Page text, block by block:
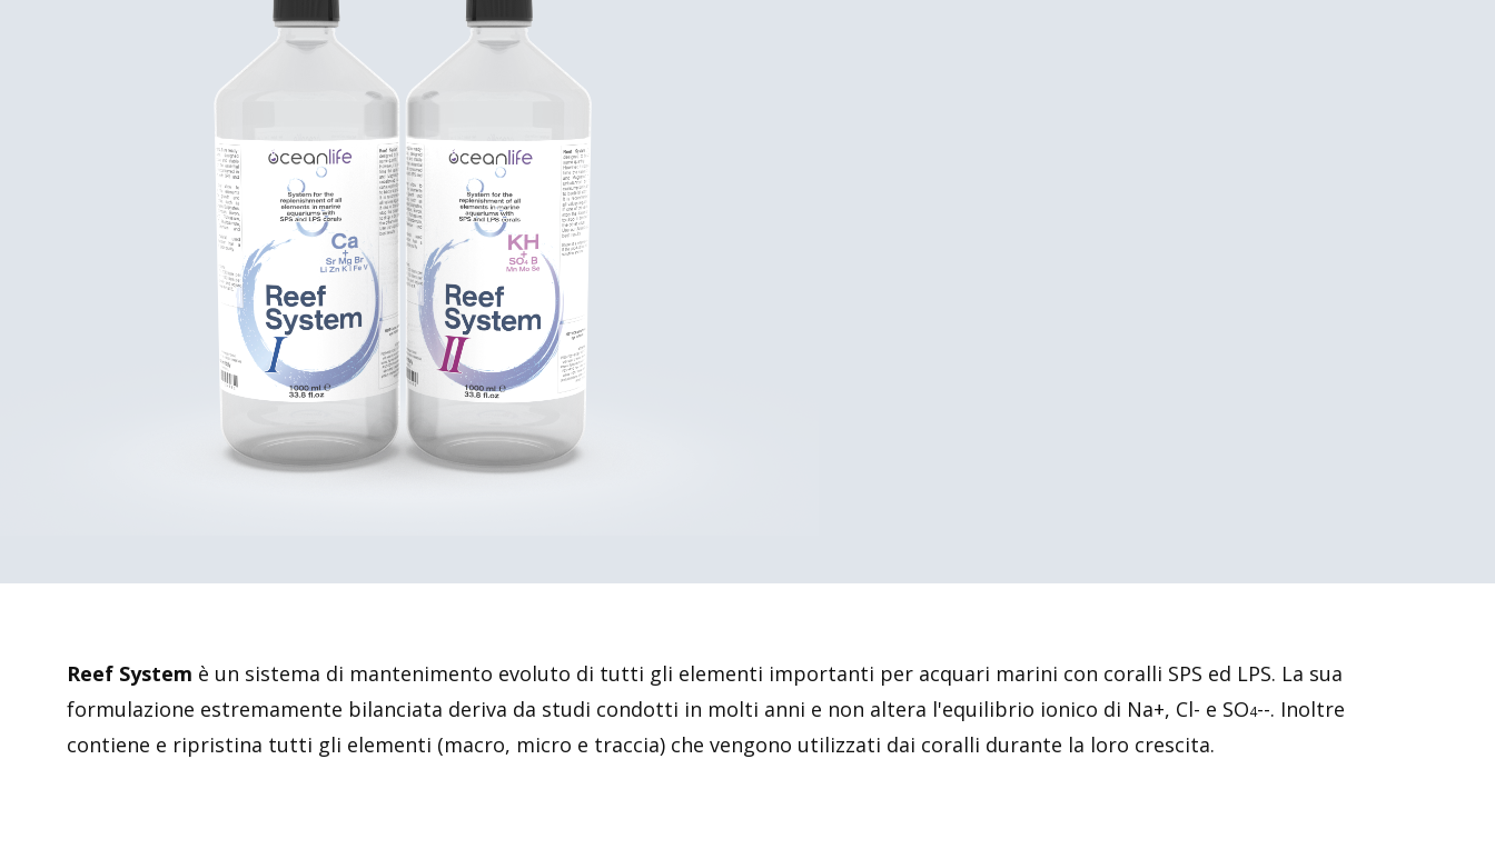
Reef System è un sistema di mantenimento evoluto di tutti gli elementi importanti per acquari marini con coralli SPS ed LPS. La sua
formulazione estremamente bilanciata deriva da studi condotti in molti anni e non altera l'equilibrio ionico di Na+, Cl- e SO4--. Inoltre
contiene e ripristina tutti gli elementi (macro, micro e traccia) che vengono utilizzati dai coralli durante la loro crescita.